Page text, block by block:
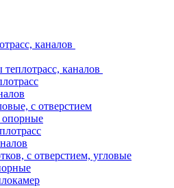
каналов
каналов
с отверстием
с отверстием, угловые